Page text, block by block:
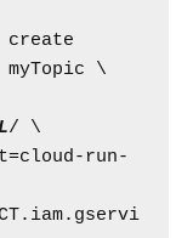
create
\
/ \